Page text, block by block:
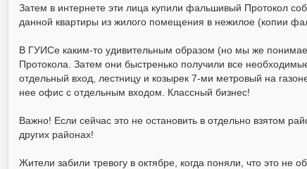
Затем в интернете эти лица купили фальшивый Протокол
данной квартиры из жилого помещения в нежилое (копии
В ГУИСе каким-то удивительным образом (но мы же
Протокола. Затем они быстренько получили все
отдельный вход, лестницу и козырек 7-ми метровый на
нее офис с отдельным входом. Классный бизнес!
Важно! Если сейчас это не остановить в отдельно взятом
других районах!
Жители забили тревогу в октябре, когда поняли, что это